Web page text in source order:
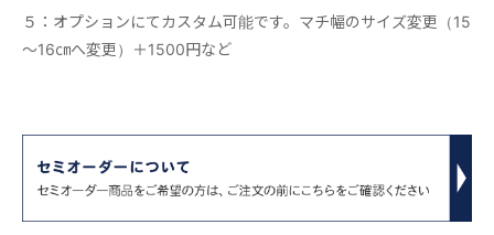
５：オプションにてカスタム可能です。マチ幅のサイズ変更（15
～16㎝へ変更）＋1500円など